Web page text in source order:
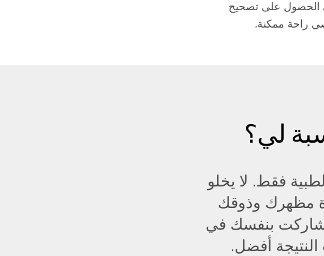
الحصول على تصحيح
راحة ممكنة.
لي؟
فقط. لا يخلو
مظهرك وذوقك
شاركت بنفسك في
النتيجة أفضل.